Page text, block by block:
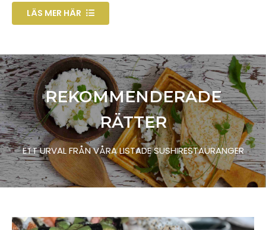
LÄS MER HÄR
REKOMMENDERADE
RÄTTER
ETT URVAL FRÅN VÅRA LISTADE SUSHIRESTAURANGER